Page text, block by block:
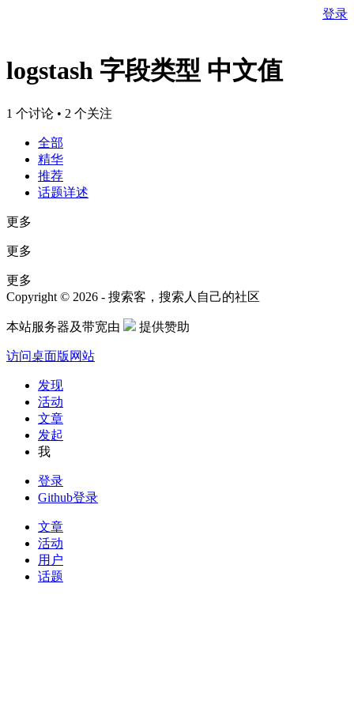
登录
logstash 字段类型 中文值
1 个讨论 • 2 个关注
全部
精华
推荐
话题详述
更多
更多
更多
Copyright © 2026 - 搜索客，搜索人自己的社区
本站服务器及带宽由 提供赞助
访问桌面版网站
发现
活动
文章
发起
我
登录
Github登录
文章
活动
用户
话题